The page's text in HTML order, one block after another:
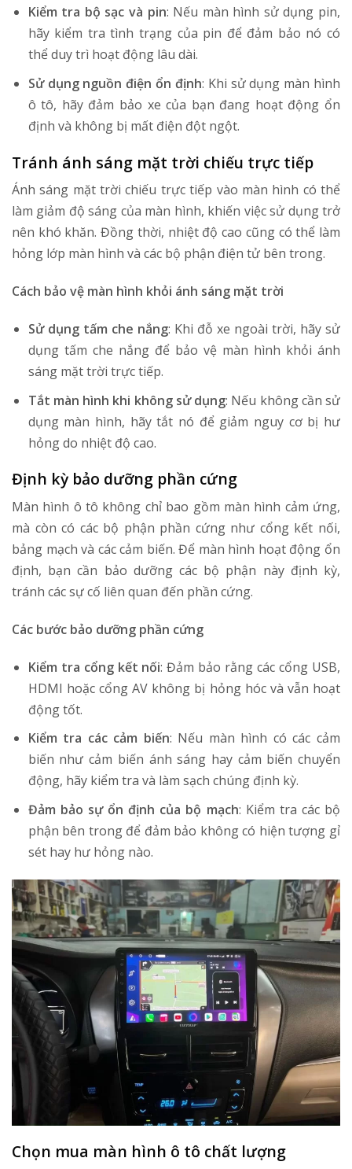
Kiểm tra bộ sạc và pin: Nếu màn hình sử dụng pin,
hãy kiểm tra tình trạng của pin để đảm bảo nó có
thể duy trì hoạt động lâu dài.
Sử dụng nguồn điện ổn định: Khi sử dụng màn hình
ô tô, hãy đảm bảo xe của bạn đang hoạt động ổn
định và không bị mất điện đột ngột.
Tránh ánh sáng mặt trời chiếu trực tiếp
Ánh sáng mặt trời chiếu trực tiếp vào màn hình có thể
làm giảm độ sáng của màn hình, khiến việc sử dụng trở
nên khó khăn. Đồng thời, nhiệt độ cao cũng có thể làm
hỏng lớp màn hình và các bộ phận điện tử bên trong.
Cách bảo vệ màn hình khỏi ánh sáng mặt trời
Sử dụng tấm che nắng: Khi đỗ xe ngoài trời, hãy sử
dụng tấm che nắng để bảo vệ màn hình khỏi ánh
sáng mặt trời trực tiếp.
Tắt màn hình khi không sử dụng: Nếu không cần sử
dụng màn hình, hãy tắt nó để giảm nguy cơ bị hư
hỏng do nhiệt độ cao.
Định kỳ bảo dưỡng phần cứng
Màn hình ô tô không chỉ bao gồm màn hình cảm ứng,
mà còn có các bộ phận phần cứng như cổng kết nối,
bảng mạch và các cảm biến. Để màn hình hoạt động ổn
định, bạn cần bảo dưỡng các bộ phận này định kỳ,
tránh các sự cố liên quan đến phần cứng.
Các bước bảo dưỡng phần cứng
Kiểm tra cổng kết nối: Đảm bảo rằng các cổng USB,
HDMI hoặc cổng AV không bị hỏng hóc và vẫn hoạt
động tốt.
Kiểm tra các cảm biến: Nếu màn hình có các cảm
biến như cảm biến ánh sáng hay cảm biến chuyển
động, hãy kiểm tra và làm sạch chúng định kỳ.
Đảm bảo sự ổn định của bộ mạch: Kiểm tra các bộ
phận bên trong để đảm bảo không có hiện tượng gỉ
sét hay hư hỏng nào.
Chọn mua màn hình ô tô chất lượng